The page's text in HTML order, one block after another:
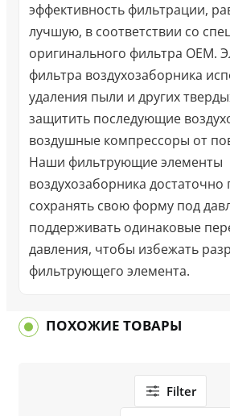
эффективность фильтрации,
лучшую, в соответствии со
оригинального фильтра OEM.
фильтра воздухозаборника
удаления пыли и других
защитить последующие
воздушные компрессоры от
Наши фильтрующие элементы
воздухозаборника
сохранять свою форму под
поддерживать одинаковые
давления, чтобы избежать
фильтрующего элемента.
ПОХОЖИЕ ТОВАРЫ
Filter